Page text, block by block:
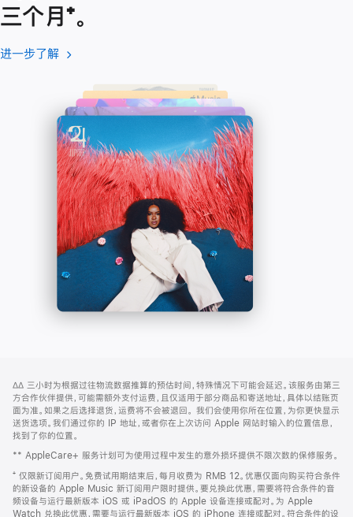
三个月脚
注
⁺。
进一步了解 进
了
解
-
Apple
Music
(在
口
中
打
开)
页
页
脚
注
∆∆ 三小时为根据过往物流数据推算的预估时间，特殊情况下可能会延迟。该服务由第三
方合作伙伴提供，可能需额外支付运费，且仅适用于部分商品和寄送地址，具体以结账页
面为准。如果之后选择退货，运费将不会被退回。 我们会使用你所在位置，为你更快显示
送货选项。我们通过你的 IP 地址，或者你在上次访问 Apple 网站时输入的位置信息，
找到了你的位置。
** AppleCare+ 服务计划可为使用过程中发生的意外损坏提供不限次数的保修服务。
⁺ 仅限新订阅用户。免费试用期结束后，每月收费为 RMB 12。优惠仅面向购买符合条件
的新设备的 Apple Music 新订阅用户限时提供。要兑换此优惠，需要将符合条件的音
频设备与运行最新版本 iOS 或 iPadOS 的 Apple 设备连接或配对。为 Apple
Watch 兑换此优惠，需要与运行最新版本 iOS 的 iPhone 连接或配对。符合条件的设